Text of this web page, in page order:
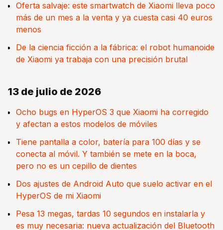
Oferta salvaje: este smartwatch de Xiaomi lleva poco
más de un mes a la venta y ya cuesta casi 40 euros
menos
De la ciencia ficción a la fábrica: el robot humanoide
de Xiaomi ya trabaja con una precisión brutal
13 de julio de 2026
Ocho bugs en HyperOS 3 que Xiaomi ha corregido
y afectan a estos modelos de móviles
Tiene pantalla a color, batería para 100 días y se
conecta al móvil. Y también se mete en la boca,
pero no es un cepillo de dientes
Dos ajustes de Android Auto que suelo activar en el
HyperOS de mi Xiaomi
Pesa 13 megas, tardas 10 segundos en instalarla y
es muy necesaria: nueva actualización del Bluetooth